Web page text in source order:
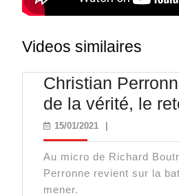
Videos similaires
Christian
de la vérité, le
15/01/202115/01/2021
Au micro de Richard
Perronne revient sur la
mener.